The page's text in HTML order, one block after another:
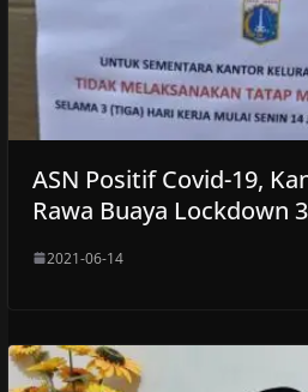
ASN Positif Covid-19,
Rawa Buaya Lockdown
2021-06-14